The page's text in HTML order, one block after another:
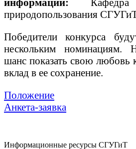
информации:
природопользования
Победители конкурса
нескольким номинациям.
шанс показать свою любовь
вклад в ее сохранение.
Положение
Анкета-заявка
Информационные ресурсы СГУГиТ